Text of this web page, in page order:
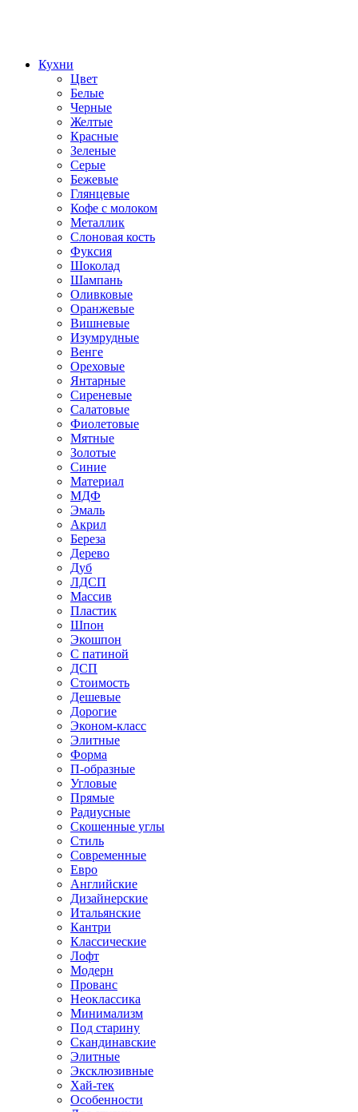
Кухни
Цвет
Белые
Черные
Желтые
Красные
Зеленые
Серые
Бежевые
Глянцевые
Кофе с молоком
Металлик
Слоновая кость
Фуксия
Шоколад
Шампань
Оливковые
Оранжевые
Вишневые
Изумрудные
Венге
Ореховые
Янтарные
Сиреневые
Салатовые
Фиолетовые
Мятные
Золотые
Синие
Материал
МДФ
Эмаль
Акрил
Береза
Дерево
Дуб
ЛДСП
Массив
Пластик
Шпон
Экошпон
С патиной
ДСП
Стоимость
Дешевые
Дорогие
Эконом-класс
Элитные
Форма
П-образные
Угловые
Прямые
Радиусные
Скошенные углы
Стиль
Современные
Евро
Английские
Дизайнерские
Итальянские
Кантри
Классические
Лофт
Модерн
Прованс
Неоклассика
Минимализм
Под старину
Скандинавские
Элитные
Эксклюзивные
Хай-тек
Особенности